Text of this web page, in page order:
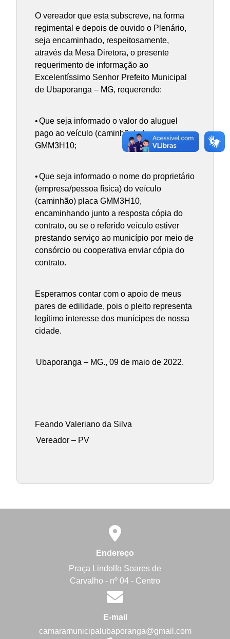
O vereador que esta subscreve, na forma
regimental e depois de ouvido o Plenário,
seja encaminhado, respeitosamente,
através da Mesa Diretora, o presente
requerimento de informação ao
Excelentíssimo Senhor Prefeito Municipal
de Ubaporanga – MG, requerendo:
•Que seja informado o valor do aluguel
pago ao veículo (caminhão) placa
GMM3H10;
•Que seja informado o nome do proprietário
(empresa/pessoa física) do veículo
(caminhão) placa GMM3H10,
encaminhando junto a resposta cópia do
contrato, ou se o referido veículo estiver
prestando serviço ao município por meio de
consórcio ou cooperativa enviar cópia do
contrato.
Esperamos contar com o apoio de meus
pares de edilidade, pois o pleito representa
legítimo interesse dos munícipes de nossa
cidade.
Ubaporanga – MG., 09 de maio de 2022.
Feando Valeriano da Silva
Vereador – PV
Endereço
Praça Lindolfo Soares de
Carvalho - nº 04 - Centro
E-mail
camaramunicipalubaporanga@gmail.com